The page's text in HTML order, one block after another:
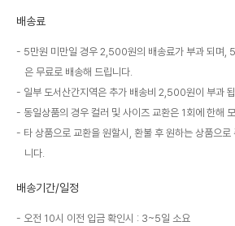
배송료
5만원 미만일 경우 2,500원의 배송료가 부과 되며,
은 무료로 배송해 드립니다.
일부 도서산간지역은 추가 배송비 2,500원이 부과
동일상품의 경우 컬러 및 사이즈 교환은 1회에 한해
타 상품으로 교환을 원할시, 환불 후 원하는 상품으로
니다.
배송기간/일정
오전 10시 이전 입금 확인시 : 3~5일 소요